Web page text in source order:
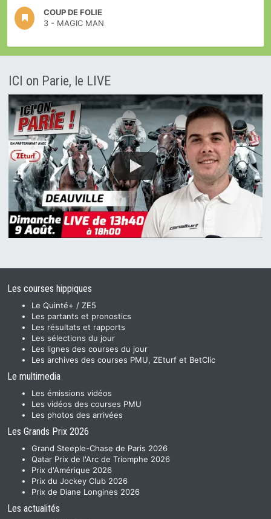
COUP DE FOLIE
3 - MAGIC MAN
ICI on Parie, le LIVE
Les courses hippiques
Le Quinté+ / ZE5
Les partants et pronostics
Les résultats et rapports
Les sélections du jour
Les lignes des courses du jour
Les archives des courses PMU, ZEturf et BetClic
Le multimedia
Les émissions vidéos
Les vidéos des courses PMU
Les photos des arrivées
Les Grands Prix 2026
Grand Steeple-Chase de Paris 2026
Qatar Prix de l'Arc de Triomphe 2026
Prix d'Amérique 2026
Prix du Jockey Club 2026
Prix de Diane Longines 2026
Les actualités